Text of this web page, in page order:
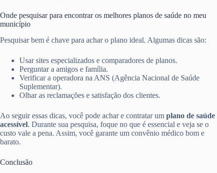
Onde pesquisar para encontrar os melhores planos de saúde no meu
município
Pesquisar bem é chave para achar o plano ideal. Algumas dicas são:
Usar sites especializados e comparadores de planos.
Perguntar a amigos e família.
Verificar a operadora na ANS (Agência Nacional de Saúde
Suplementar).
Olhar as reclamações e satisfação dos clientes.
Ao seguir essas dicas, você pode achar e contratar um plano de saúde
acessível. Durante sua pesquisa, foque no que é essencial e veja se o
custo vale a pena. Assim, você garante um convênio médico bom e
barato.
Conclusão